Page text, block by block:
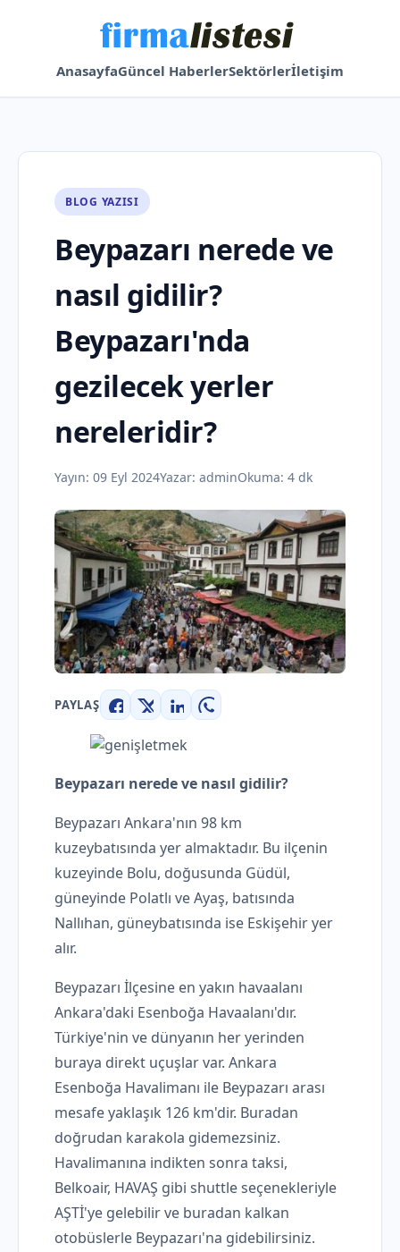
AnasayfaGüncel HaberlerSektörlerİletişim
BLOG YAZISI
Beypazarı nerede ve
nasıl gidilir?
Beypazarı'nda
gezilecek yerler
nereleridir?
Yayın: 09 Eyl 2024Yazar: adminOkuma: 4 dk
PAYLAŞ
Facebook
X LinkedInWhatsApp
Beypazarı nerede ve nasıl gidilir?
Beypazarı Ankara'nın 98 km
kuzeybatısında yer almaktadır. Bu ilçenin
kuzeyinde Bolu, doğusunda Güdül,
güneyinde Polatlı ve Ayaş, batısında
Nallıhan, güneybatısında ise Eskişehir yer
alır.
Beypazarı İlçesine en yakın havaalanı
Ankara'daki Esenboğa Havaalanı'dır.
Türkiye'nin ve dünyanın her yerinden
buraya direkt uçuşlar var. Ankara
Esenboğa Havalimanı ile Beypazarı arası
mesafe yaklaşık 126 km'dir. Buradan
doğrudan karakola gidemezsiniz.
Havalimanına indikten sonra taksi,
Belkoair, HAVAŞ gibi shuttle seçenekleriyle
AŞTİ'ye gelebilir ve buradan kalkan
otobüslerle Beypazarı'na gidebilirsiniz.